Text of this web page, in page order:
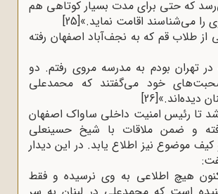
که حتی برای مدت بسیار کوتاهی هم
را می‌شناسند اقامت نماید.»[25]
طلاب قم که به نجف‌آباد اصفهان رفته
تهران بودم به مدرسه مروی رفتم. دو
خود می‌گفتند که محمدعلی
دیده‌اند.»[26]
تا رئیس امنیت داخلی ساواک اصفهان
و ضمن ملاقات با شیخ حسینعلی
موضوع نیز اطلاع یابد. در این دیدار
:
هیچ اطلاعی به وی نرسیده و فقط